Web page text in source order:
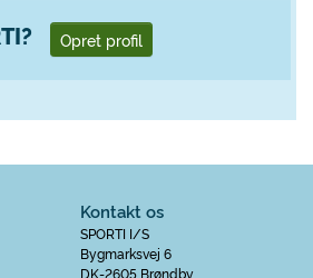
Opret profil
Kontakt os
SPORTI I/S
Bygmarksvej 6
DK-2605 Brøndby